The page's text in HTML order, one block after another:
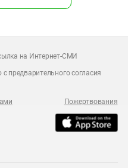
на Интернет-СМИ
предварительного согласия
Пожертвования